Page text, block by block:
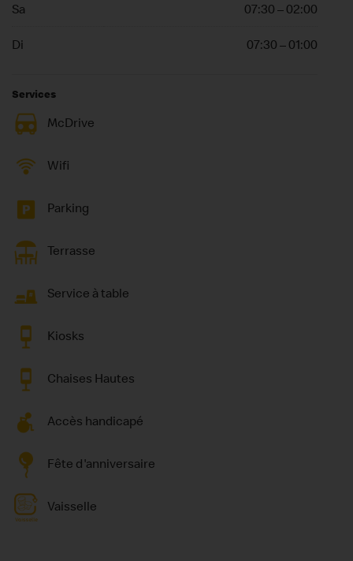
Sa 07:30 – 02:00
Di 07:30 – 01:00
Services
McDrive
Wifi
Parking
Terrasse
Service à table
Kiosks
Chaises Hautes
Accès handicapé
Fête d'anniversaire
Vaisselle